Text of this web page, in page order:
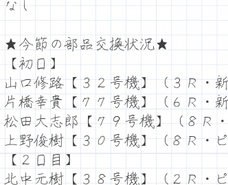
なし
★今節の部品交換状況★
【初日】
山口修路【３２号機】（３Ｒ・
片橋幸貴【７７号機】（６Ｒ・
松田大志郎【７９号機】（８Ｒ
上野俊樹【３０号機】（８Ｒ・
【２日目】
北中元樹【３８号機】（２Ｒ・